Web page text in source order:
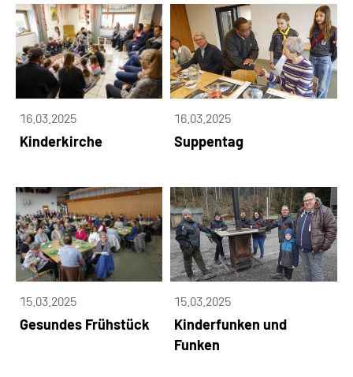
16.03.2025
Kinderkirche
16.03.2025
Suppentag
15.03.2025
Gesundes Frühstück
15.03.2025
Kinderfunken und
Funken